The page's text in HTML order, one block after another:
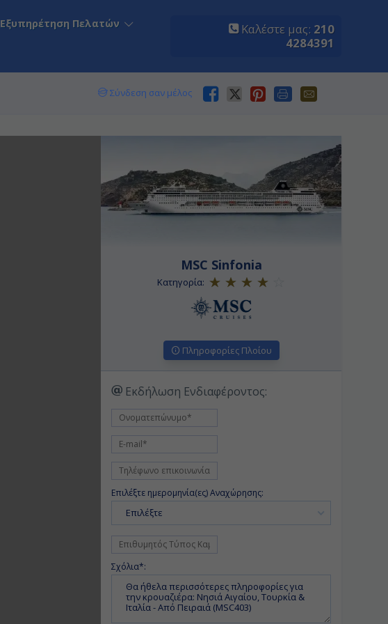
Εξυπηρέτηση Πελατών
Καλέστε μας: 210
4284391
Σύνδεση σαν μέλος
MSC Sinfonia
Κατηγορία:
Πληροφορίες Πλοίου
Εκδήλωση Ενδιαφέροντος:
Επιλέξτε ημερομηνία(ες) Αναχώρησης:
Επιλέξτε
Σχόλια*: